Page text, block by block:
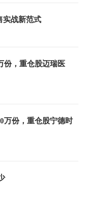
实战新范式
份，重仓股迈瑞医
万份，重仓股宁德时